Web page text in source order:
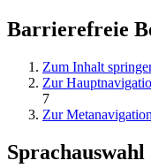
Barrierefreie
Zum Inhalt
Zur
7
Zur
Sprachauswahl